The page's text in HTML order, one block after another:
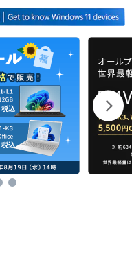
税込
税込